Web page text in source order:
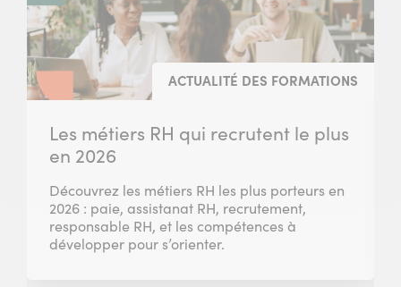
ACTUALITÉ DES FORMATIONS
Les métiers RH qui recrutent le plus
en 2026
Découvrez les métiers RH les plus porteurs en
2026 : paie, assistanat RH, recrutement,
responsable RH, et les compétences à
développer pour s’orienter.